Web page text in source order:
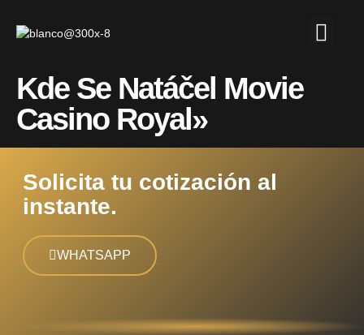
Kde Se Natáčel Movie
Casino Royal»
Solicita tu cotización al
instante.
WHATSAPP